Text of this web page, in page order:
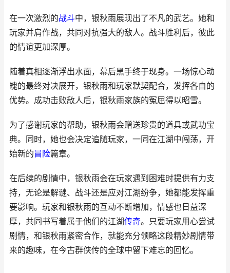
在一次激烈的战斗中，银秋雨展现出了不凡的武艺。她和
玩家并肩作战，共同对抗强大的敌人。战斗胜利后，彼此
的情谊更加深厚。
随着真相逐渐浮出水面，幕后黑手终于现身。一场惊心动
魄的最终对决展开，银秋雨和玩家默契配合，发挥各自的
优势。成功击败敌人后，银秋雨家族的冤屈得以昭雪。
为了感谢玩家的帮助，银秋雨会赠送珍贵的道具或武功宝
典。同时，她也会决定追随玩家，一同在江湖中闯荡，开
始新的冒险篇章。
在后续的剧情中，银秋雨会在玩家遇到困难时提供有力支
持，无论是解谜、战斗还是应对江湖纷争，她都能发挥重
要影响。玩家和银秋雨的互动不断增加，情感也日益深
厚，共同书写着属于他们的江湖传奇。只要玩家用心尝试
剧情，和银秋雨紧密合作，就能充分领略这段精妙剧情带
来的趣味，在今古群侠传的全球中留下难忘的回忆。